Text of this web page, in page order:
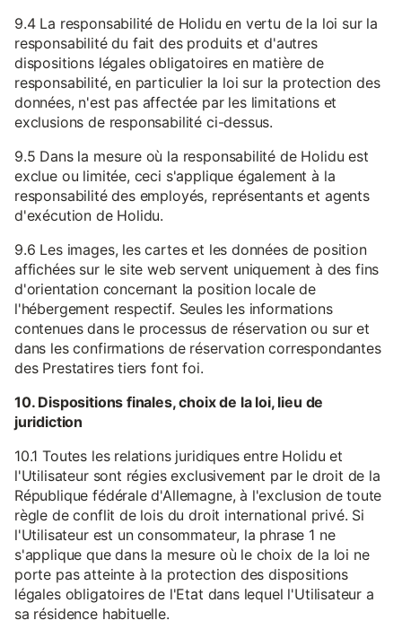
9.4 La responsabilité de Holidu en vertu de la loi sur la
responsabilité du fait des produits et d'autres
dispositions légales obligatoires en matière de
responsabilité, en particulier la loi sur la protection des
données, n'est pas affectée par les limitations et
exclusions de responsabilité ci-dessus.
9.5 Dans la mesure où la responsabilité de Holidu est
exclue ou limitée, ceci s'applique également à la
responsabilité des employés, représentants et agents
d'exécution de Holidu.
9.6 Les images, les cartes et les données de position
affichées sur le site web servent uniquement à des fins
d'orientation concernant la position locale de
l'hébergement respectif. Seules les informations
contenues dans le processus de réservation ou sur et
dans les confirmations de réservation correspondantes
des Prestatires tiers font foi.
10. Dispositions finales, choix de la loi, lieu de
juridiction
10.1 Toutes les relations juridiques entre Holidu et
l'Utilisateur sont régies exclusivement par le droit de la
République fédérale d'Allemagne, à l'exclusion de toute
règle de conflit de lois du droit international privé. Si
l'Utilisateur est un consommateur, la phrase 1 ne
s'applique que dans la mesure où le choix de la loi ne
porte pas atteinte à la protection des dispositions
légales obligatoires de l'Etat dans lequel l'Utilisateur a
sa résidence habituelle.